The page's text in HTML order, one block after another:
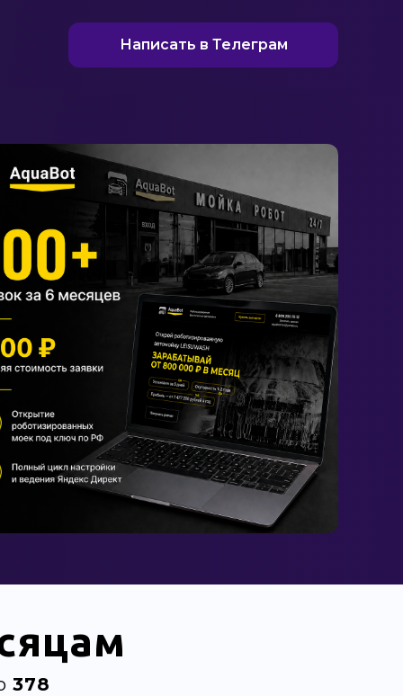
Написать в Телеграм
378